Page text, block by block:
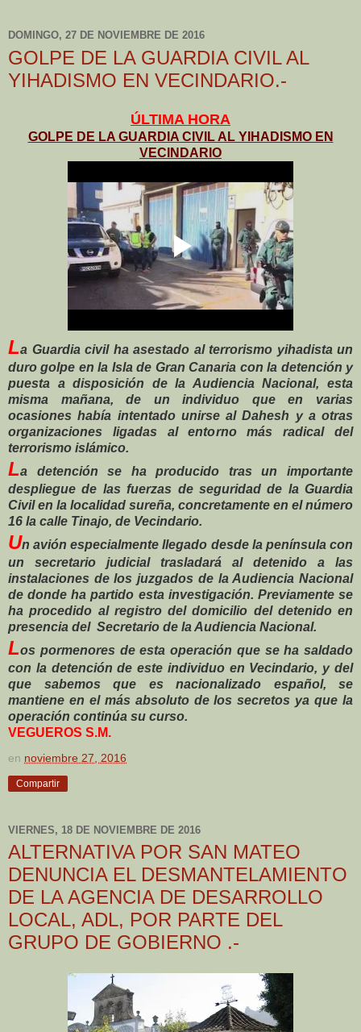
DOMINGO, 27 DE NOVIEMBRE DE 2016
GOLPE DE LA GUARDIA CIVIL AL
YIHADISMO EN VECINDARIO.-
ÚLTIMA HORA
GOLPE DE LA GUARDIA CIVIL AL YIHADISMO EN
VECINDARIO
La Guardia civil ha asestado al terrorismo yihadista un
duro golpe en la Isla de Gran Canaria con la detención y
puesta a disposición de la Audiencia Nacional, esta
misma mañana, de un individuo que en varias
ocasiones había intentado unirse al Dahesh y a otras
organizaciones ligadas al entorno más radical del
terrorismo islámico.
La detención se ha producido tras un importante
despliegue de las fuerzas de seguridad de la Guardia
Civil en la localidad sureña, concretamente en el número
16 la calle Tinajo, de Vecindario.
Un avión especialmente llegado desde la península con
un secretario judicial trasladará al detenido a las
instalaciones de los juzgados de la Audiencia Nacional
de donde ha partido esta investigación. Previamente se
ha procedido al registro del domicilio del detenido en
presencia del Secretario de la Audiencia Nacional.
Los pormenores de esta operación que se ha saldado
con la detención de este individuo en Vecindario, y del
que sabemos que es nacionalizado español, se
mantiene en el más absoluto de los secretos ya que la
operación continúa su curso.
VEGUEROS S.M.
en noviembre 27, 2016
Compartir
VIERNES, 18 DE NOVIEMBRE DE 2016
ALTERNATIVA POR SAN MATEO
DENUNCIA EL DESMANTELAMIENTO
DE LA AGENCIA DE DESARROLLO
LOCAL, ADL, POR PARTE DEL
GRUPO DE GOBIERNO .-